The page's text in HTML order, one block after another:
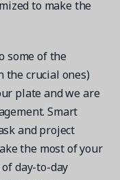
to make the
some of the
the crucial ones)
plate and we are
Smart
and project
the most of your
day-to-day